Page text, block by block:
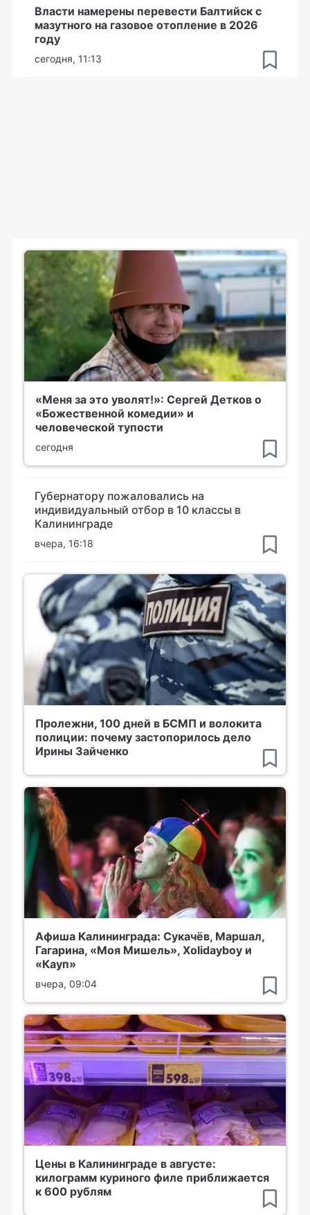
Власти намерены перевести Балтийск с
мазутного на газовое отопление в 2026
году
сегодня, 11:13
«Меня за это уволят!»: Сергей Детков о
«Божественной комедии» и
человеческой тупости
сегодня
Губернатору пожаловались на
индивидуальный отбор в 10 классы в
Калининграде
вчера, 16:18
Пролежни, 100 дней в БСМП и волокита
полиции: почему застопорилось дело
Ирины Зайченко
Афиша Калининграда: Сукачёв, Маршал,
Гагарина, «Моя Мишель», Xolidayboy и
«Кауп»
вчера, 09:04
Цены в Калининграде в августе:
килограмм куриного филе приближается
к 600 рублям